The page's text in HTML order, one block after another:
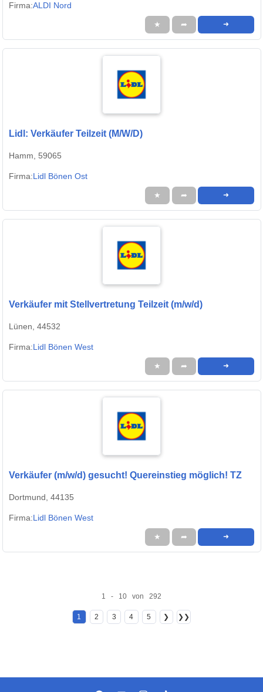
Firma:ALDI Nord
★ ➦ ➜
Lidl: Verkäufer Teilzeit (M/W/D)
Hamm, 59065
Firma:Lidl Bönen Ost
★ ➦ ➜
Verkäufer mit Stellvertretung Teilzeit (m/w/d)
Lünen, 44532
Firma:Lidl Bönen West
★ ➦ ➜
Verkäufer (m/w/d) gesucht! Quereinstieg möglich! TZ
Dortmund, 44135
Firma:Lidl Bönen West
★ ➦ ➜
1 - 10 von 292
1 2 3 4 5 ❯ ❯❯